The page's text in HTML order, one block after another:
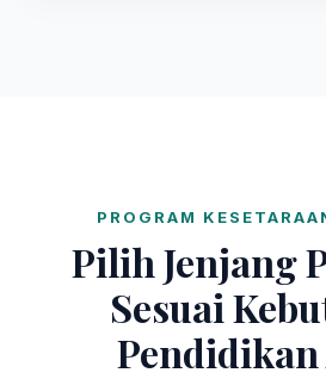
PROGRAM
Pilih Jenjang
Sesuai
Pendidikan